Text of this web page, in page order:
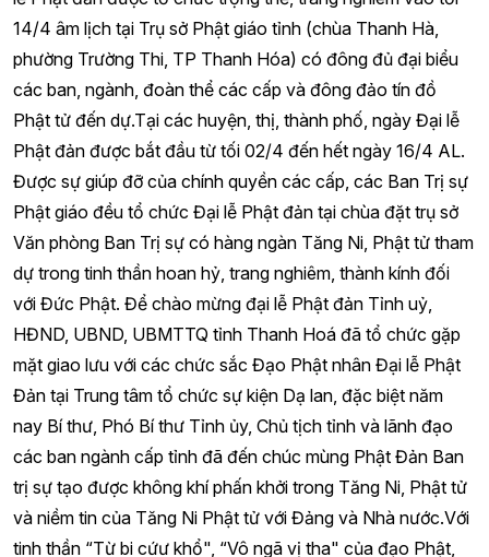
14/4 âm lịch tại Trụ sở Phật giáo tỉnh (chùa Thanh Hà,
phường Trường Thi, TP Thanh Hóa) có đông đủ đại biểu
các ban, ngành, đoàn thể các cấp và đông đảo tín đồ
Phật tử đến dự.Tại các huyện, thị, thành phố, ngày Đại lễ
Phật đản được bắt đầu từ tối 02/4 đến hết ngày 16/4 AL.
Được sự giúp đỡ của chính quyền các cấp, các Ban Trị sự
Phật giáo đều tổ chức Đại lễ Phật đản tại chùa đặt trụ sở
Văn phòng Ban Trị sự có hàng ngàn Tăng Ni, Phật tử tham
dự trong tinh thần hoan hỷ, trang nghiêm, thành kính đối
với Đức Phật. Để chào mừng đại lễ Phật đản Tỉnh uỷ,
HĐND, UBND, UBMTTQ tỉnh Thanh Hoá đã tổ chức gặp
mặt giao lưu với các chức sắc Đạo Phật nhân Đại lễ Phật
Đản tại Trung tâm tổ chức sự kiện Dạ lan, đặc biệt năm
nay Bí thư, Phó Bí thư Tỉnh ủy, Chủ tịch tỉnh và lãnh đạo
các ban ngành cấp tỉnh đã đến chúc mùng Phật Đản Ban
trị sự tạo được không khí phấn khởi trong Tăng Ni, Phật tử
và niềm tin của Tăng Ni Phật tử với Đảng và Nhà nước.Với
tinh thần “Từ bi cứư khổ", “Vô ngã vị tha" của đạo Phật,